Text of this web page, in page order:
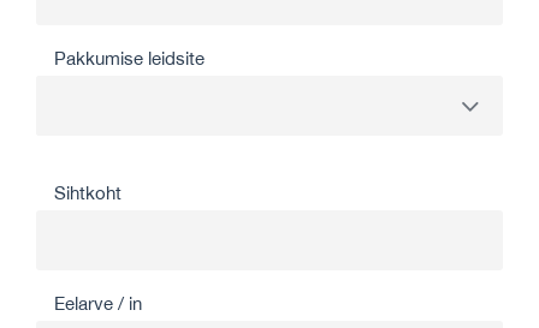
Pakkumise leidsite
Sihtkoht
Eelarve / in